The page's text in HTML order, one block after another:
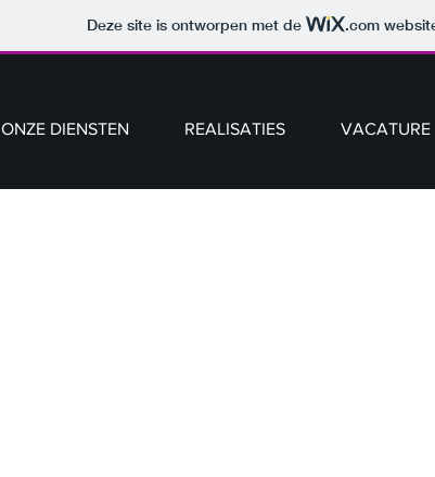
Deze site is ontworpen met de .com
ONZE DIENSTEN REALISATIES VACATURE